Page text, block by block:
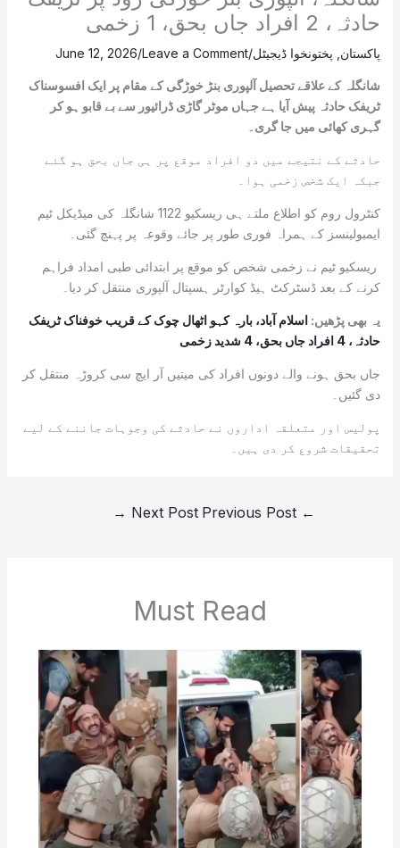
حادثہ، 2 افراد جاں بحق، 1 زخمی
پاکستان پختونخوا ڈیجیٹل/
Leave a Comment
/
June 12, 2026
شانگلہ کے علاقے تحصیل آلپوری بنڑ خوڑگی کے مقام پر ایک افسوسناک
ٹریفک حادثہ پیش آیا ہے جہاں موٹر گاڑی ڈرائیور سے بے قابو ہو کر
گہری کھائی میں جا گری۔
حادثے کے نتیجے میں دو افراد موقع پر ہی جاں بحق ہو گئے
جبکہ ایک شخص زخمی ہوا۔
کنٹرول روم کو اطلاع ملتے ہی ریسکیو 1122 شانگلہ کی میڈیکل ٹیم
ایمبولینسز کے ہمراہ فوری طور پر جائے وقوعہ پر پہنچ گئی۔
ریسکیو ٹیم نے زخمی شخص کو موقع پر ابتدائی طبی امداد فراہم
کرنے کے بعد ڈسٹرکٹ ہیڈ کوارٹر ہسپتال آلپوری منتقل کر دیا۔
یہ بھی پڑھیں: اسلام آباد، بارہ کہو اٹھال چوک کے قریب خوفناک ٹریفک
حادثہ، 4 افراد جاں بحق، 4 شدید زخمی
جاں بحق ہونے والے دونوں افراد کی میتیں آر ایچ سی کروڑہ منتقل کر
دی گئیں۔
پولیس اور متعلقہ اداروں نے حادثے کی وجوہات جاننے کے لیے
تحقیقات شروع کر دی ہیں۔
←
Next Post
→
Must Read